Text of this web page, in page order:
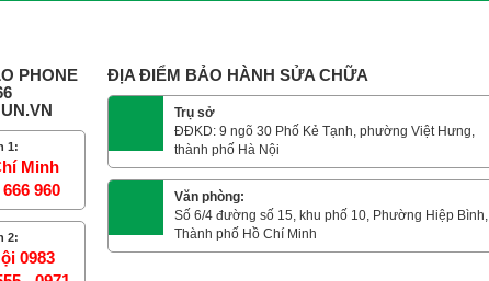
PHONE
1:
Minh
960
2:
0983
ĐỊA ĐIỂM BẢO HÀNH SỬA CHỮA
Trụ sở
ĐĐKD: 9 ngõ 30 Phố Kẻ Tạnh, phường Việt Hưng,
thành phố Hà Nội
Văn phòng:
Số 6/4 đường số 15, khu phố 10, Phường Hiệp Bình,
Thành phố Hồ Chí Minh